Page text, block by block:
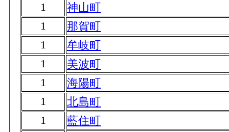
1
神山町
1
那賀町
1
牟岐町
1
美波町
1
海陽町
1
北島町
1
藍住町